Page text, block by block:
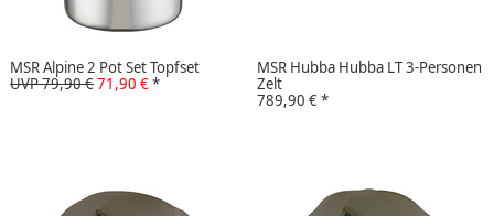
MSR Alpine 2 Pot Set Topfset
UVP 79,90 €71,90 €*
MSR Hubba Hubba LT 3-Personen
Zelt
789,90 €*